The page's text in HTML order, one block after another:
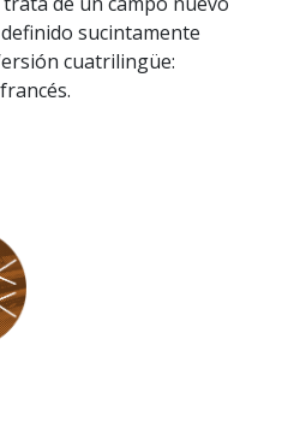
sucintamente
cuatrilingüe: